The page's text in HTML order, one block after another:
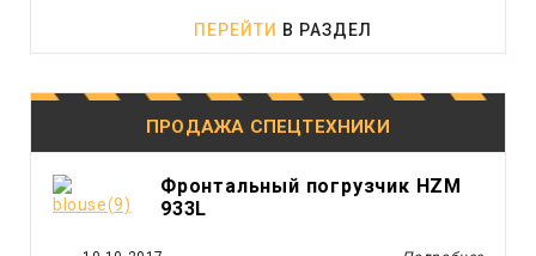
ПЕРЕЙТИ В РАЗДЕЛ
ПРОДАЖА СПЕЦТЕХНИКИ
Фронтальный погрузчик HZM
933L